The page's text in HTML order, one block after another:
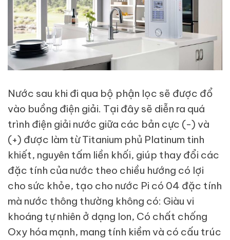
Nước sau khi đi qua bộ phận lọc sẽ được đổ
vào buồng điện giải. Tại đây sẽ diễn ra quá
trình điện giải nước giữa các bản cực (-) và
(+) được làm từ Titanium phủ Platinum tinh
khiết, nguyên tấm liền khối, giúp thay đổi các
đặc tính của nước theo chiều hướng có lợi
cho sức khỏe, tạo cho nước Pi có 04 đặc tính
mà nước thông thường không có: Giàu vi
khoáng tự nhiên ở dạng Ion, Có chất chống
Oxy hóa mạnh, mang tính kiềm và có cấu trúc